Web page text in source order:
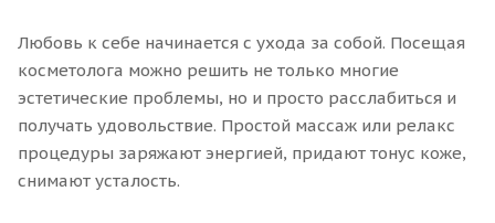
Любовь к себе начинается с ухода за собой. Посещая
косметолога можно решить не только многие
эстетические проблемы, но и просто расслабиться и
получать удовольствие. Простой массаж или релакс
процедуры заряжают энергией, придают тонус коже,
снимают усталость.